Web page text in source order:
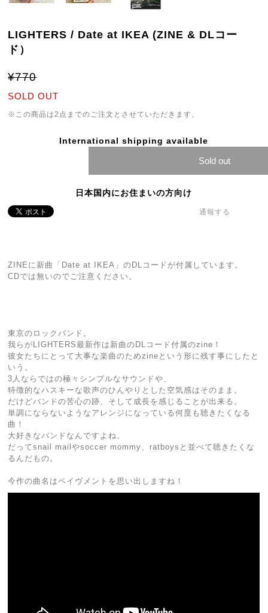
LIGHTERS / Date at IKEA (ZINE & DLコー
ド）
¥770
SOLD OUT
※この商品は2点までのご注文とさせていただきます。
International shipping available
Sold out
日本国内にお住まいの方向け
通報する
ZINEに新曲「Date at IKEA」のDLコードが付属しています。
CDでは無いのでご注意ください。
東京のロックバンド。
我らがLIGHTERS最新作は新曲のDLコード付属のzine！
彼女たちにとって大事な楽曲のためzineという形に残す事にしたと
いう。
3人ならではの極々シンプルなサウンドや、
特徴的なハスキーな歌声のひんやりとした空気感はそのまま。
だけどバンドの苦心の跡、そして成長を感じることが出来る。
単調にならないようなアレンジになっている何度も聴きたくなる
曲！
大好きなバンドなんですよね。
だってsnail mailやsoccer mommy、ratboysと並べて聴きたくな
るんだもの。
今作の曲名はペイヴメントを思い出しますね！